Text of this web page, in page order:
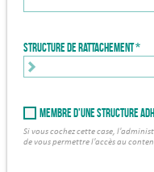
Structure de rattachement *
Membre d'une structure
Si vous cochez cette case,
de vous permettre l'accès au